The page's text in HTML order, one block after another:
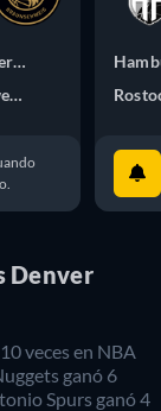
Eisbaren Bremerhaven
Basketball Lowen Braunschweig
Denver
10veces en NBA
ganó 6
Spurs ganó4